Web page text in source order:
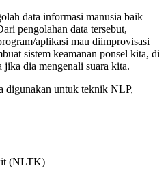
data informasi manusia baik
pengolahan data tersebut,
aplikasi mau diimprovisasi
sistem keamanan ponsel kita, di
jika dia mengenali suara kita.
digunakan untuk teknik NLP,
(NLTK)